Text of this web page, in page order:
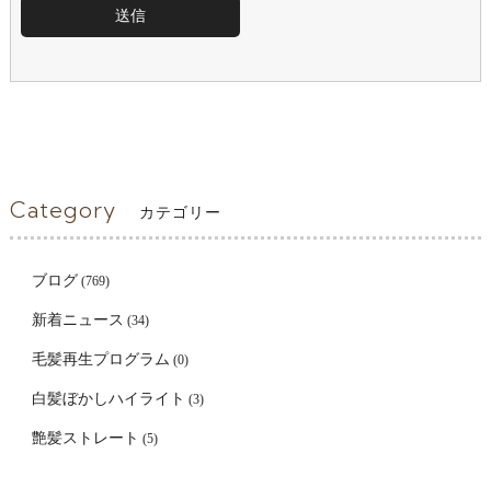
Category カテゴリー
ブログ (769)
新着ニュース (34)
毛髪再生プログラム (0)
白髪ぼかしハイライト (3)
艶髪ストレート (5)